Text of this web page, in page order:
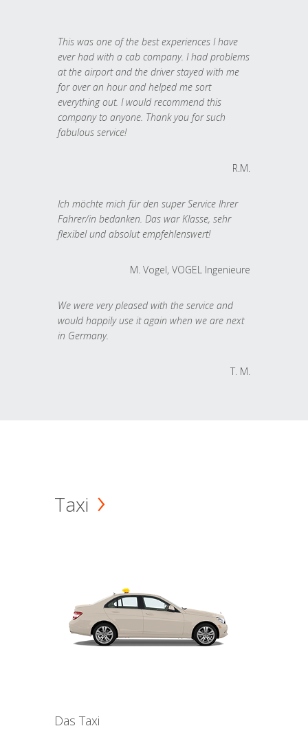
This was one of the best experiences I have
ever had with a cab company. I had problems
at the airport and the driver stayed with me
for over an hour and helped me sort
everything out. I would recommend this
company to anyone. Thank you for such
fabulous service!
R.M.
Ich möchte mich für den super Service Ihrer
Fahrer/in bedanken. Das war Klasse, sehr
flexibel und absolut empfehlenswert!
M. Vogel, VOGEL Ingenieure
We were very pleased with the service and
would happily use it again when we are next
in Germany.
T. M.
Taxi
Das Taxi